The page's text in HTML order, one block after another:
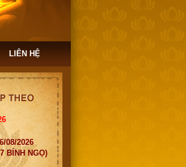
LIÊN HỆ
08/2026
BÍNH NGỌ)